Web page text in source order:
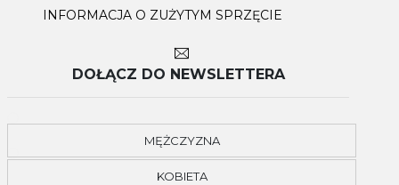
INFORMACJA O ZUŻYTYM SPRZĘCIE
DOŁĄCZ DO NEWSLETTERA
MĘŻCZYZNA
KOBIETA